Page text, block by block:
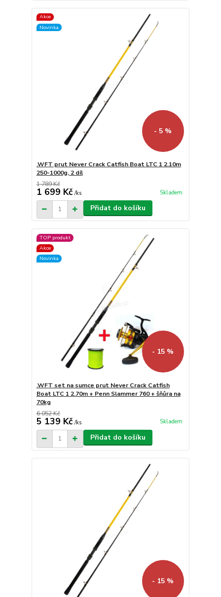
Akce
Novinka
- 5 %
.WFT prut Never Crack Catfish Boat LTC 1 2.10m
250-1000g, 2 díl
1 789 Kč
1 699 Kč /ks Skladem
Přidat do košíku
TOP produkt
Akce
Novinka
- 15 %
.WFT set na sumce prut Never Crack Catfish
Boat LTC 1 2.70m + Penn Slammer 760 + šňůra na
70kg
6 052 Kč
5 139 Kč /ks Skladem
Přidat do košíku
- 15 %